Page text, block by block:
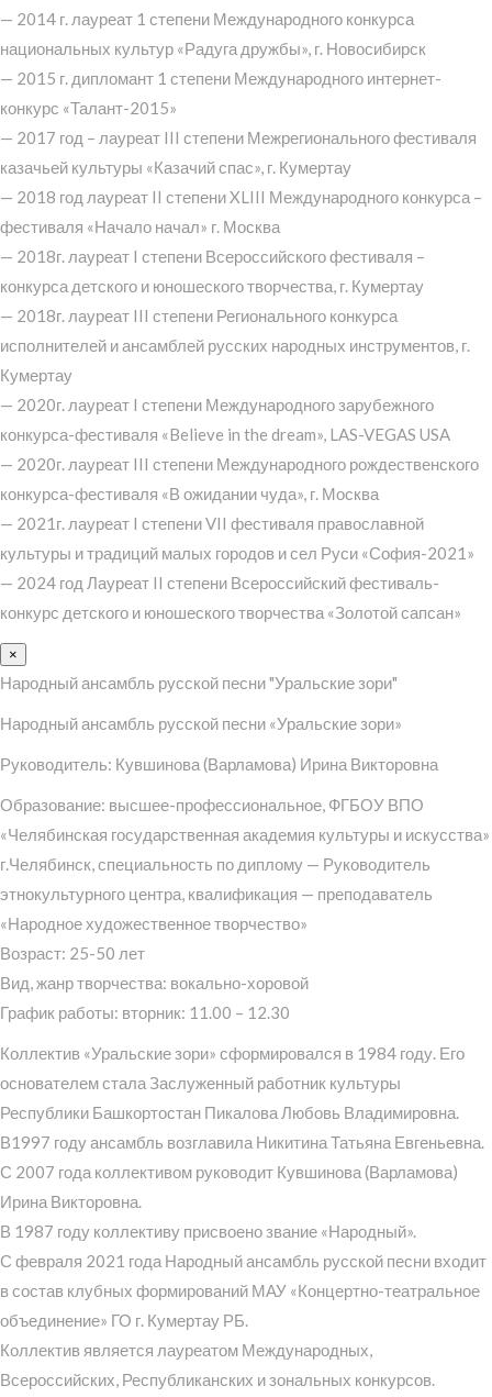
— 2014 г. лауреат 1 степени Международного конкурса
национальных культур «Радуга дружбы», г. Новосибирск
— 2015 г. дипломант 1 степени Международного интернет-
конкурс «Талант-2015»
— 2017 год – лауреат III степени Межрегионального фестиваля
казачьей культуры «Казачий спас», г. Кумертау
— 2018 год лауреат II степени XLIII Международного конкурса –
фестиваля «Начало начал» г. Москва
— 2018г. лауреат I степени Всероссийского фестиваля –
конкурса детского и юношеского творчества, г. Кумертау
— 2018г. лауреат III степени Регионального конкурса
исполнителей и ансамблей русских народных инструментов, г.
Кумертау
— 2020г. лауреат I степени Международного зарубежного
конкурса-фестиваля «Believe in the dream», LAS-VEGAS USA
— 2020г. лауреат III степени Международного рождественского
конкурса-фестиваля «В ожидании чуда», г. Москва
— 2021г. лауреат I степени VII фестиваля православной
культуры и традиций малых городов и сел Руси «София-2021»
— 2024 год Лауреат II степени Всероссийский фестиваль-
конкурс детского и юношеского творчества «Золотой сапсан»
×
Народный ансамбль русской песни "Уральские зори"
Народный ансамбль русской песни «Уральские зори»
Руководитель: Кувшинова (Варламова) Ирина Викторовна
Образование: высшее-профессиональное, ФГБОУ ВПО
«Челябинская государственная академия культуры и искусства»
г.Челябинск, специальность по диплому — Руководитель
этнокультурного центра, квалификация — преподаватель
«Народное художественное творчество»
Возраст: 25-50 лет
Вид, жанр творчества: вокально-хоровой
График работы: вторник: 11.00 – 12.30
Коллектив «Уральские зори» сформировался в 1984 году. Его
основателем стала Заслуженный работник культуры
Республики Башкортостан Пикалова Любовь Владимировна.
В1997 году ансамбль возглавила Никитина Татьяна Евгеньевна.
С 2007 года коллективом руководит Кувшинова (Варламова)
Ирина Викторовна.
В 1987 году коллективу присвоено звание «Народный».
С февраля 2021 года Народный ансамбль русской песни входит
в состав клубных формирований МАУ «Концертно-театральное
объединение» ГО г. Кумертау РБ.
Коллектив является лауреатом Международных,
Всероссийских, Республиканских и зональных конкурсов.